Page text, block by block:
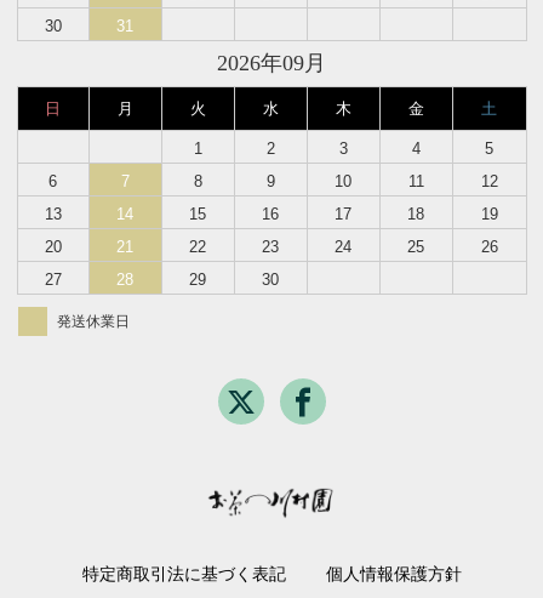
30
31
2026年09月
日 月 火 水 木 金 土
1 2 3 4
5
6
7 8 9 10 11
12
13
14 15 16 17 18
19
20
21 22 23 24 25
26
27
28 29 30
発送休業日
特定商取引法に基づく表記 個人情報保護方針